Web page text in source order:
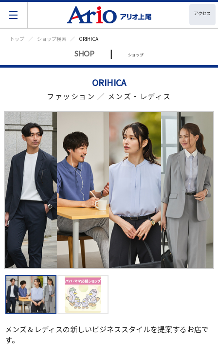
アクセス
トップ ショップ検索 ORIHICA
SHOP | ショップ
ORIHICA
ファッション ／ メンズ・レディス
メンズ＆レディスの新しいビジネススタイルを提案するお店で
す。